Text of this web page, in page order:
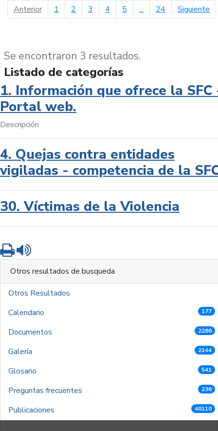
Anteriorpágina anterior
1 2 3 4 5 ... 24 Siguiente
Se encontraron 3 resultados.
Listado de categorías
1. Información que ofrece la SFC
Portal web.
Descripción
4. Quejas contra entidades
vigiladas - competencia de la
30. Víctimas de la Violencia
Imprimir
Otros resultados de busqueda
Otros Resultados
Calendario
177
Documentos 2286
Galería 2144
Glosario 541
Preguntas frecuentes 236
Publicaciones 40110